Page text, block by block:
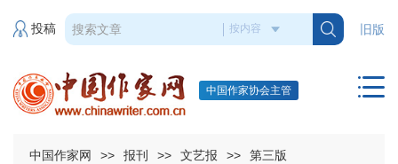
旧版
投稿
中国作家协会主管
中国作家网 >> 报刊 >> 文艺报 >> 第三版